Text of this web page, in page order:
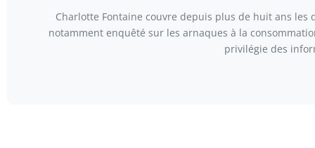
Charlotte Fontaine couvre depuis plus de huit ans
notamment enquêté sur les arnaques à la
privilégie des